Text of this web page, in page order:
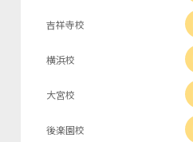
吉祥寺校
横浜校
大宮校
後楽園校